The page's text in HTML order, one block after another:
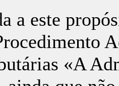
a este
«A